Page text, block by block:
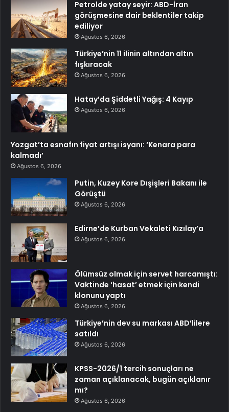
Petrolde yatay seyir: ABD-İran
görüşmesine dair beklentiler takip
ediliyor
Ağustos 6, 2026
Türkiye’nin 11 ilinin altından altın
fışkıracak
Ağustos 6, 2026
Hatay’da Şiddetli Yağış: 4 Kayıp
Ağustos 6, 2026
Yozgat’ta esnafın fiyat artışı isyanı: ‘Kenara para
kalmadı’
Ağustos 6, 2026
Putin, Kuzey Kore Dışişleri Bakanı ile
Görüştü
Ağustos 6, 2026
Edirne’de Kurban Vekaleti Kızılay’a
Ağustos 6, 2026
Ölümsüz olmak için servet harcamıştı:
Vaktinde ‘hasat’ etmek için kendi
klonunu yaptı
Ağustos 6, 2026
Türkiye’nin dev su markası ABD’lilere
satıldı
Ağustos 6, 2026
KPSS-2026/1 tercih sonuçları ne
zaman açıklanacak, bugün açıklanır
mı?
Ağustos 6, 2026